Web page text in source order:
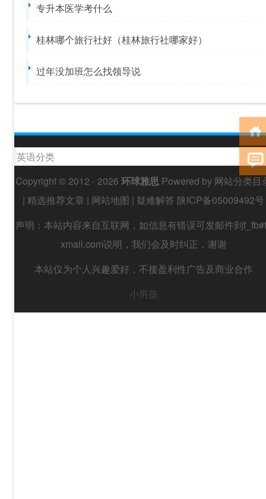
专升本医学考什么
桂林哪个旅行社好（桂林旅行社哪家好）
过年没加班怎么找领导说
英语分类
Copyright © 2012 - 2026 环球雅思 Powered by 网站分类目
| 精选推荐文章 | 网站地图 | 疑难解答 陕ICP备05009492号
声明：本站内容来自互联网，如信息有错误可发邮件到
xmail.com说明，我们会及时纠正，谢谢
本站仅为个人兴趣爱好，不接盈利性广告及商业合作
小男孩